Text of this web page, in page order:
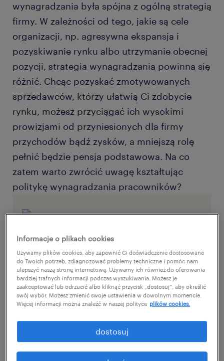
wynagradzania była spójna z ogólną strategią
firmy. W zależności od tego, jakie są cele
organizacji, np. agresywna ekspansja i
pozyskiwanie rynku albo utrzymanie obecnej
pozycji, strategia wynagradzania powinna się
różnić. Chcąc pozyskać zmotywowanych
sprzedawców, którzy ułatwią Ci zdobycie
rynku, możesz przyciągać ich wysokimi
prowizjami od przyniesionych dla firmy
przychodów bądź zysków, a mniejszą rolę
pełnić będzie pensja podstawowa. Na co
zatem warto zwrócić uwagę kształtując
politykę wynagradzania pracowników?
jak wypracować najlepszy pakiet
wynagrodzeń?
pobierz przewodnik
Informacje o plikach cookies
Używamy plików cookies, aby zapewnić Ci doświadczenie dostosowane
do Twoich potrzeb, zdiagnozować problemy techniczne i pomóc nam
ulepszyć naszą stronę internetową. Używamy ich również do oferowania
bardziej trafnych informacji podczas wyszukiwania. Możesz je
zaakceptować lub odrzucić albo kliknąć przycisk „dostosuj”, aby określić
swój wybór. Możesz zmienić swoje ustawienia w dowolnym momencie.
Więcej informacji można znaleźć w naszej polityce plików cookies.
dostosuj